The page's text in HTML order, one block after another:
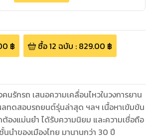
฿ ซื้อ12 ฉบับ : 829.00 ฿
นไหวในวงการยาน
ทดสอบรถยนต์รุ่นล่าสุด ฯลฯ เนื้อหาเข้มข้น
ต้องแม่นยำ ได้รับความนิยม และความเชื่อถือ
นำของเมืองไทย มานานกว่า 30 ปี